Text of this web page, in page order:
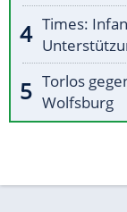
Times:
Torlos
Wolfsburg